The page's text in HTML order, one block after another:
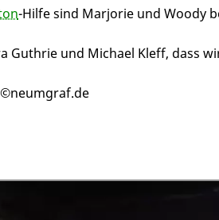
-Hilfe sind Marjorie und Woody
Guthrie und Michael Kleff, dass